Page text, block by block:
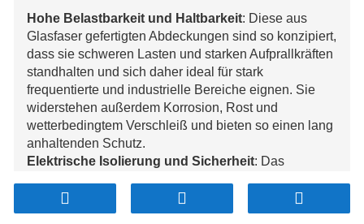
Hohe Belastbarkeit und Haltbarkeit: Diese aus
Glasfaser gefertigten Abdeckungen sind so konzipiert,
dass sie schweren Lasten und starken Aufprallkräften
standhalten und sich daher ideal für stark
frequentierte und industrielle Bereiche eignen. Sie
widerstehen außerdem Korrosion, Rost und
wetterbedingtem Verschleiß und bieten so einen lang
anhaltenden Schutz.
Elektrische Isolierung und Sicherheit: Das
elektrische Isolierung und verringert so das Risiko
eines Stromschlags oder Kurzschlusses in